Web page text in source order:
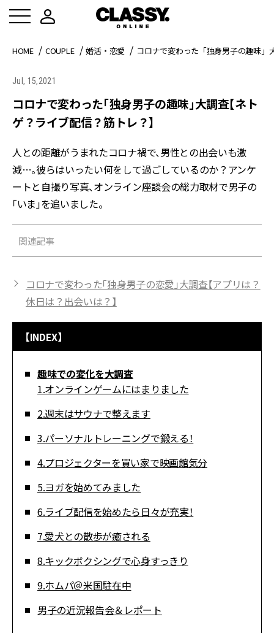
HOME COUPLE 婚活・恋愛 コロナで変わった「独身男子の趣味
Jul, 15,2021
コロナで変わった「独身男子の趣味」大調査【ネト
ゲ？ライブ配信？筋トレ？】
人との距離がうまれたコロナ禍で、男性との出会いも激
減…。彼らはいったい何をして過ごしているのか？アンケ
ートと自撮り写真、オンライン座談会の総力取材で男子の
「いま」を追いました。
関連記事
コロナで変わった「独身男子の恋愛」大調査【アプリは？
休日は？出会いは？】
【INDEX】
趣味での変化を大調査
1.オンラインゲームにはまりました
2.週末はサウナで整えます
3.パーソナルトレーニングで鍛える！
4.プロジェクターを買い家で映画館気分
5.ヨガを始めてみました
6.ライブ配信を始めたら日々が充実！
7.愛犬との散歩が癒される
8.キックボクシングで心身すっきり
9.ホムパ＠米国駐在中
男子の近況報告会＆レポート